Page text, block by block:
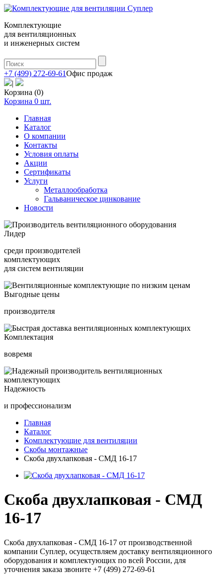
Комплектующие
для вентиляционных
и инженерных систем
+7 (499) 272-69-61Офис продаж
|
Корзина (0)
Корзина 0 шт.
Главная
Каталог
О компании
Контакты
Условия оплаты
Акции
Сертификаты
Услуги
Металлообработка
Гальваническое цинкование
Новости
Лидер
среди производителей
комплектующих
для систем вентиляции
Выгодные цены
производителя
Комплектация
вовремя
Надежность
и профессионализм
Главная
Каталог
Комплектующие для вентиляции
Скобы монтажные
Скоба двухлапковая - СМД 16-17
Скоба двухлапковая - СМД
16-17
Скоба двухлапковая - СМД 16-17 от производственной
компании Суплер, осуществляем доставку вентиляционного
оборудования и комплектующих по всей России, для
уточнения заказа звоните +7 (499) 272-69-61